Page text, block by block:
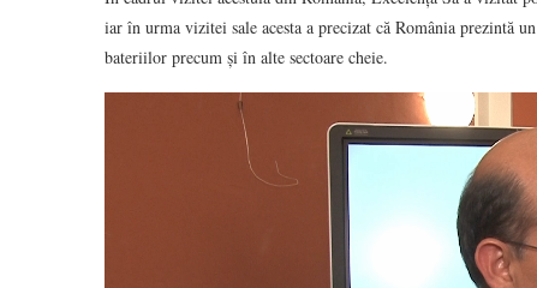
iar în urma vizitei sale acesta a precizat că România prezintă
bateriilor precum și în alte sectoare cheie.